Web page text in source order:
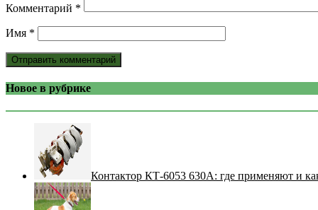
Комментарий *
Имя *
Новое в рубрике
Контактор КТ-6053 630А: где применяют и